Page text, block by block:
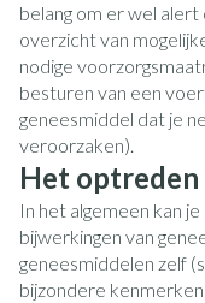
belang om er wel alert
overzicht van
nodige
besturen van een
geneesmiddel dat je
veroorzaken).
Het
In het algemeen kan
bijwerkingen van
geneesmiddelen zelf
bijzondere